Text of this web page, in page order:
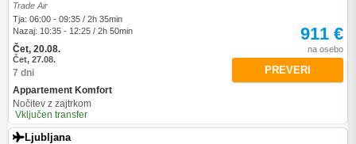
Trade Air
Tja: 06:00 - 09:35 / 2h 35min
Nazaj: 10:35 - 12:25 / 2h 50min
Čet, 20.08.
Čet, 27.08.
7 dni
Appartement Komfort
Nočitev z zajtrkom
Vključen transfer
911 €
na osebo
PREVERI
Ljubljana